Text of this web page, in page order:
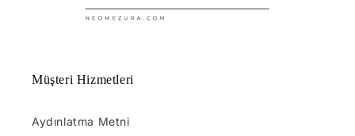
Müşteri Hizmetleri
Aydınlatma Metni